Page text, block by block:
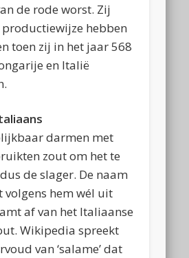
de rode worst. Zij
hebben
toen zij in het jaar 568
en Italië
darmen met
zout om het te
de slager. De naam
volgens hem wél uit
af van het Italiaanse
Wikipedia spreekt
van ‘salame’ dat